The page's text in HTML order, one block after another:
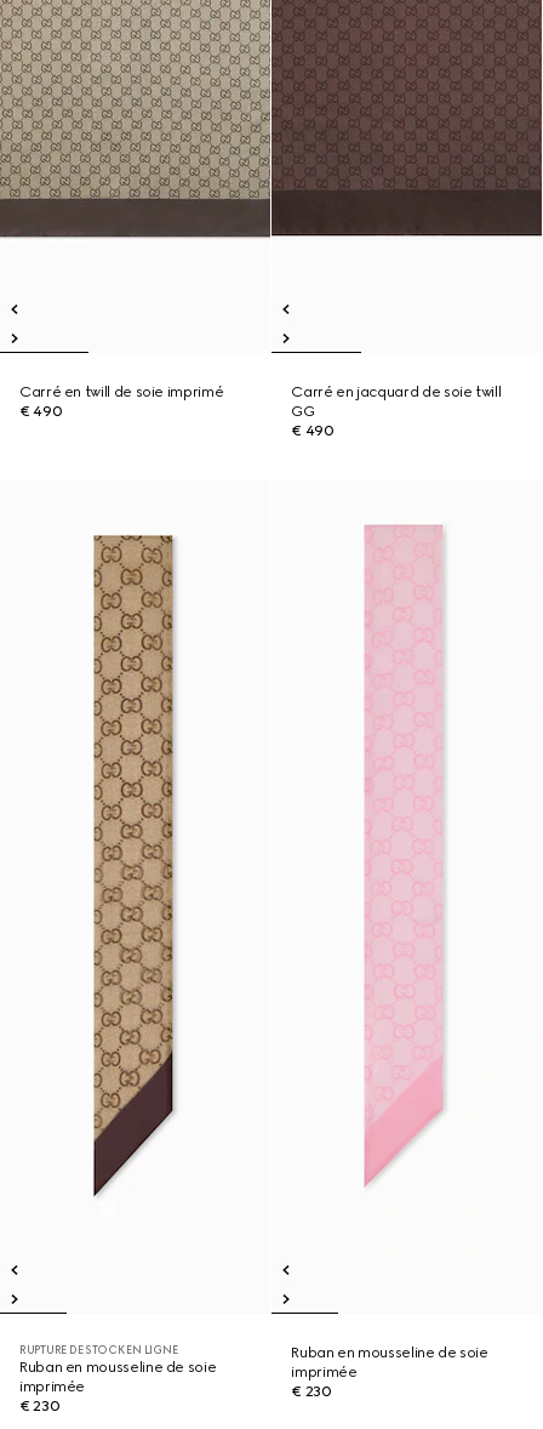
Carré en twill de soie imprimé
€ 490
Carré en jacquard de soie twill
GG
€ 490
RUPTURE DE STOCK EN LIGNE
Ruban en mousseline de soie
imprimée
€ 230
Ruban en mousseline de soie
imprimée
€ 230